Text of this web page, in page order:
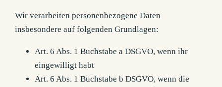
Wir verarbeiten personenbezogene Daten
insbesondere auf folgenden Grundlagen:
Art. 6 Abs. 1 Buchstabe a DSGVO, wenn ihr
eingewilligt habt
Art. 6 Abs. 1 Buchstabe b DSGVO, wenn die